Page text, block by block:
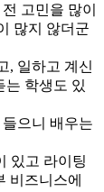
고민을 많이
많지 않더군
, 일하고 계신
는 학생도 있
으니 배우는
있고 라이팅
비즈니스에